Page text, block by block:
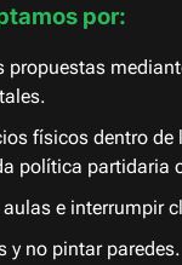
por:
propuestas
físicos dentro de
política partidaria
e interrumpir
y no pintar paredes.